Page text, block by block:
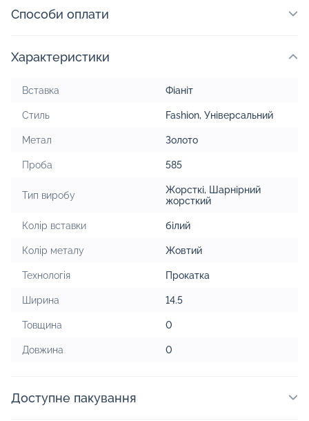
Способи оплати
Характеристики
Вставка Фіаніт
Стиль Fashion, Універсальний
Метал Золото
Проба 585
Тип виробу Жорсткі, Шарнірний
жорсткий
Колір вставки білий
Колір металу Жовтий
Технологія Прокатка
Ширина 14.5
Товщина 0
Довжина 0
Доступне пакування